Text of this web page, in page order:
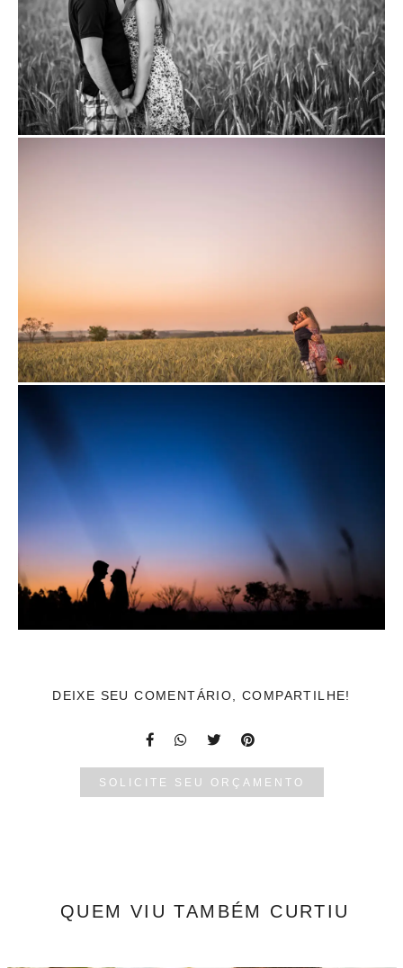
DEIXE SEU COMENTÁRIO, COMPARTILHE!
SOLICITE SEU ORÇAMENTO
QUEM VIU TAMBÉM CURTIU